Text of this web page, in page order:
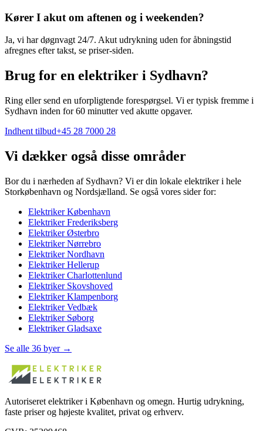
Kører I akut om aftenen og i weekenden?
Ja, vi har døgnvagt 24/7. Akut udrykning uden for åbningstid
afregnes efter takst, se priser-siden.
Brug for en elektriker i Sydhavn?
Ring eller send en uforpligtende forespørgsel. Vi er typisk fremme i
Sydhavn inden for 60 minutter ved akutte opgaver.
Indhent tilbud+45 28 7000 28
Vi dækker også disse områder
Bor du i nærheden af Sydhavn? Vi er din lokale elektriker i hele
Storkøbenhavn og Nordsjælland. Se også vores sider for:
ElektrikerKøbenhavn
ElektrikerFrederiksberg
ElektrikerØsterbro
ElektrikerNørrebro
ElektrikerNordhavn
ElektrikerHellerup
ElektrikerCharlottenlund
Elektriker Skovshoved
ElektrikerKlampenborg
ElektrikerVedbæk
Elektriker Søborg
ElektrikerGladsaxe
Se alle 36 byer →
Autoriseret elektriker i København og omegn. Hurtig udrykning,
faste priser og højeste kvalitet, privat og erhverv.